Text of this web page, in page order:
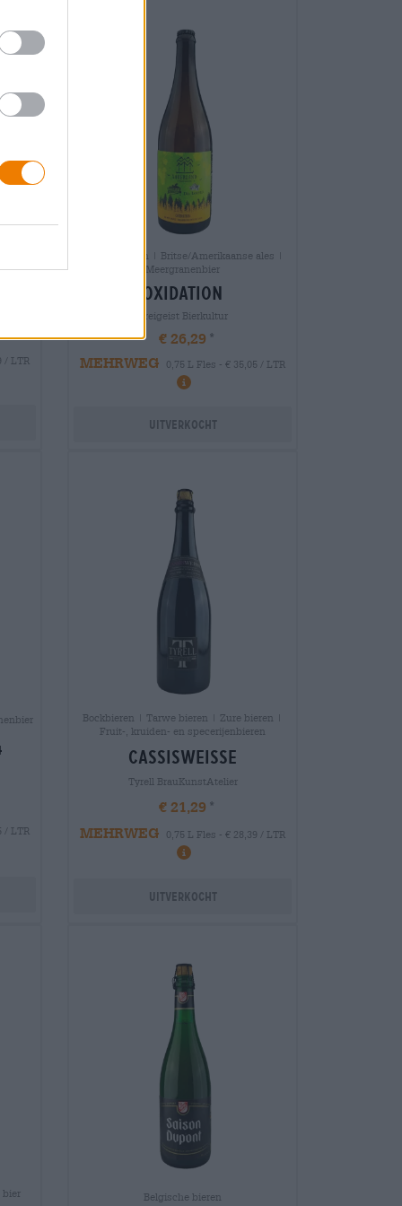
/ LTR
Andere stijlen | Britse/Amerikaanse ales |
Meergranenbier
oxidation
Freigeist Bierkultur
€ 26,29
MEHRWEG
0,75 L Fles - € 35,05 / LTR
Uitverkocht
/ LTR
Bockbieren | Tarwe bieren | Zure bieren |
Fruit-, kruiden- en specerijenbieren
cassisweisse
Tyrell BrauKunstAtelier
€ 21,29
MEHRWEG
0,75 L Fles - € 28,39 / LTR
Uitverkocht
bier Belgische bieren